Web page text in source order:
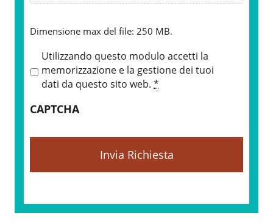
Dimensione max del file: 250 MB.
r
a
y
Utilizzando questo modulo accetti la
memorizzazione e la gestione dei tuoi
dati da questo sito web. *
CAPTCHA